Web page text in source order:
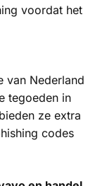
voordat het
van Nederland
tegoeden in
ze extra
codes